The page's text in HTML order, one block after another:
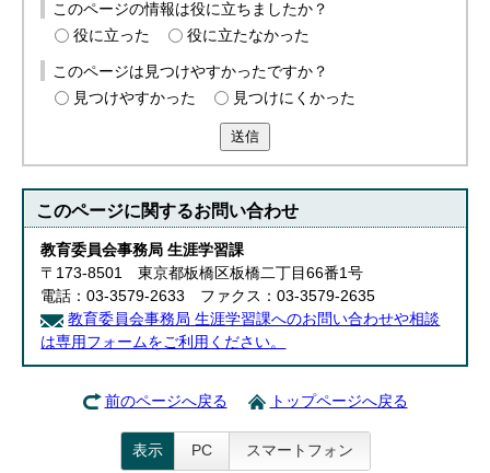
このページの情報は役に立ちましたか？
役に立った
役に立たなかった
このページは見つけやすかったですか？
見つけやすかった
見つけにくかった
送信
このページに関するお問い合わせ
教育委員会事務局 生涯学習課
〒173-8501 東京都板橋区板橋二丁目66番1号
電話：03-3579-2633 ファクス：03-3579-2635
教育委員会事務局 生涯学習課へのお問い合わせや相談
は専用フォームをご利用ください。
前のページへ戻る トップページへ戻る
表示 PC スマートフォン